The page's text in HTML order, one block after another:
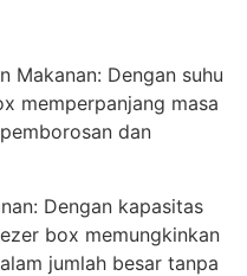
Makanan: Dengan suhu
memperpanjang masa
dan
Dengan kapasitas
box memungkinkan
jumlah besar tanpa